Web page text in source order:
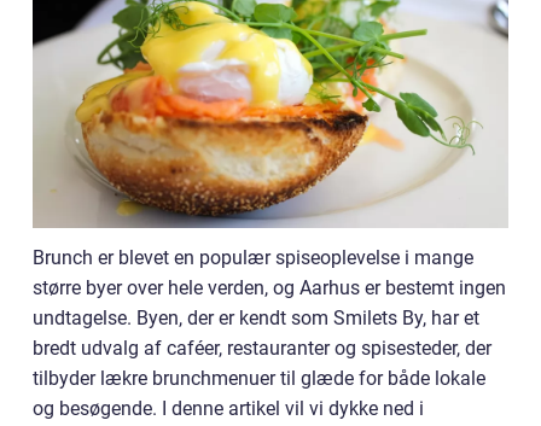
Brunch er blevet en populær spiseoplevelse i mange
større byer over hele verden, og Aarhus er bestemt ingen
undtagelse. Byen, der er kendt som Smilets By, har et
bredt udvalg af caféer, restauranter og spisesteder, der
tilbyder lækre brunchmenuer til glæde for både lokale
og besøgende. I denne artikel vil vi dykke ned i